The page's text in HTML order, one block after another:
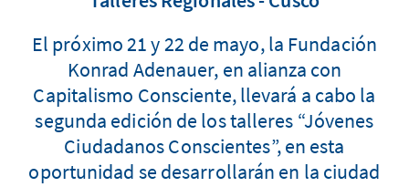
El próximo 21 y 22 de mayo, la Fundación
Konrad Adenauer, en alianza con
Capitalismo Consciente, llevará a cabo la
segunda edición de los talleres “Jóvenes
Ciudadanos Conscientes”, en esta
oportunidad se desarrollarán en la ciudad